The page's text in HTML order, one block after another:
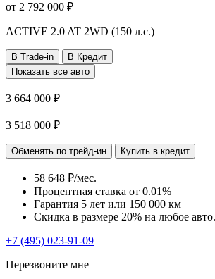
от 2 792 000 ₽
ACTIVE 2.0 AT 2WD (150 л.с.)
В Trade-in
В Кредит
Показать все авто
3 664 000 ₽
3 518 000 ₽
Обменять по трейд-ин Купить в кредит
58 648 ₽/мес.
Процентная ставка от 0.01%
Гарантия 5 лет или 150 000 км
Скидка в размере 20% на любое авто.
+7 (495) 023-91-09
Перезвоните мне